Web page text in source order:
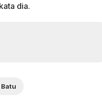
dia.